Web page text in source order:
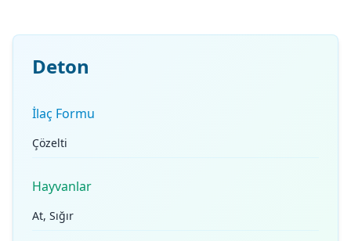
Deton
İlaç Formu
Çözelti
Hayvanlar
At, Sığır